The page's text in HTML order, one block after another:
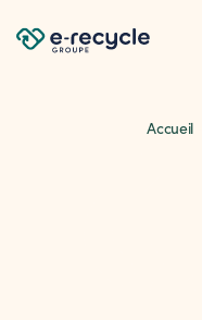
Accueil